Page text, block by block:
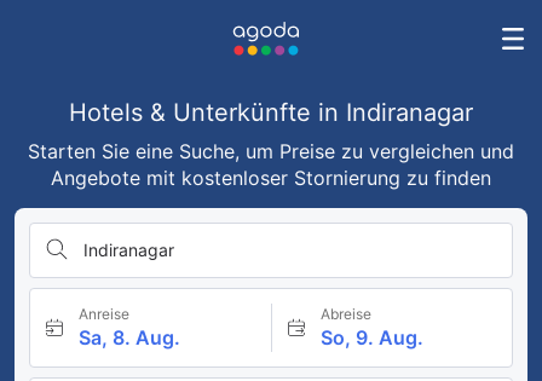
Hotels & Unterkünfte in Indiranagar
Starten Sie eine Suche, um Preise zu vergleichen und
Angebote mit kostenloser Stornierung zu finden
Indiranagar
Anreise
Sa, 8. Aug.
Abreise
So, 9. Aug.